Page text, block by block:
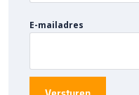
E-mailadres